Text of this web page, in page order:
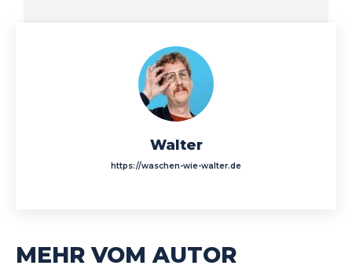
Walter
https://waschen-wie-walter.de
MEHR VOM AUTOR